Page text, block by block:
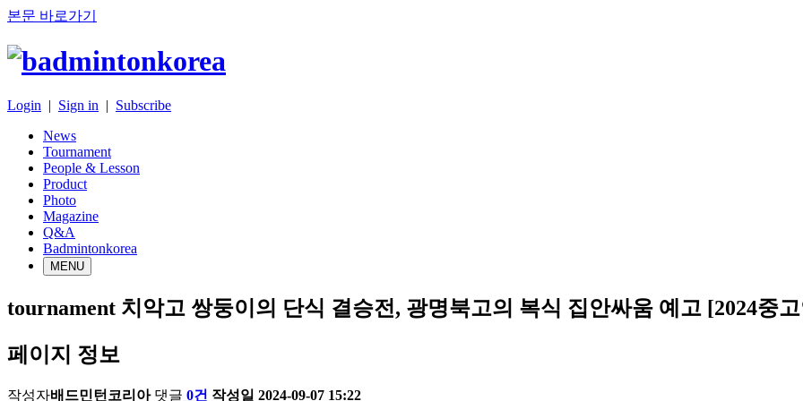
본문 바로가기
Login | Sign in | Subscribe
News
Tournament
People & Lesson
Product
Photo
Magazine
Q&A
Badmintonkorea
MENU
tournament 치악고 쌍둥이의 단식 결승전, 광명북고의 복식 집안싸움 예고 [2024중
페이지 정보
작성자배드민턴코리아 댓글 0건 작성일 2024-09-07 15:22